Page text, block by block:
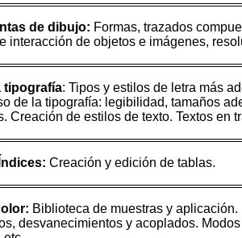
de dibujo: Formas, trazados
interacción de objetos e imágenes,
tipografía: Tipos y estilos de letra más
de la tipografía: legibilidad, tamaños
Creación de estilos de texto. Textos en
Creación y edición de tablas.
Biblioteca de muestras y
desvanecimientos y acoplados.